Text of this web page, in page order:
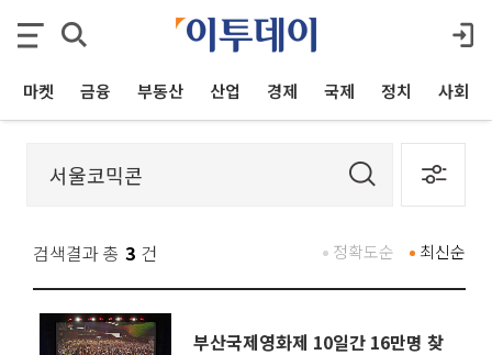
마켓 금융 부동산 산업 경제 국제 정치 사회
검색결과 총 3 건 최신순
정확도순
부산국제영화제 10일간 16만명 찾